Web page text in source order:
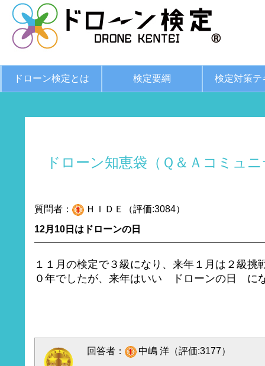
ドローン検定とは 検定要綱 検定対策テ
ドローン知恵袋（Ｑ＆Ａコミュ
質問者：
ＨＩＤＥ（評価:3084）
12月10日はドローンの日
１１月の検定で３級になり、来年１月は２級挑
０年でしたが、来年はいい ドローンの日 に
回答者： 中嶋 洋（評価:3177）